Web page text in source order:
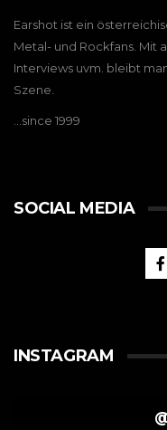
Earshot ist ein
Metal- und Rockfans. Mit
Interviews uvm. bleibt
Szene.
…since 1999
SOCIAL MEDIA
INSTAGRAM